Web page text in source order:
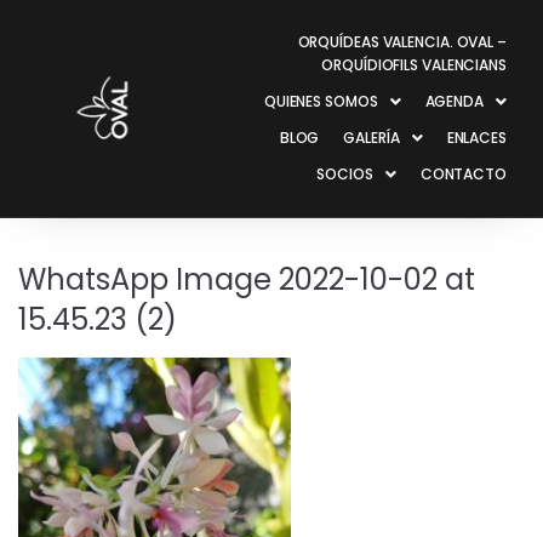
ORQUÍDEAS VALENCIA. OVAL –
ORQUÍDIOFILS VALENCIANS
QUIENES SOMOS
AGENDA
BLOG
GALERÍA
ENLACES
SOCIOS
CONTACTO
WhatsApp Image 2022-10-02 at
15.45.23 (2)